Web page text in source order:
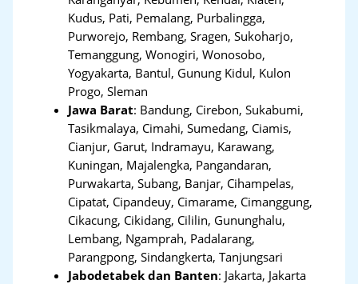
Kudus, Pati, Pemalang, Purbalingga,
Purworejo, Rembang, Sragen, Sukoharjo,
Temanggung, Wonogiri, Wonosobo,
Yogyakarta, Bantul, Gunung Kidul, Kulon
Progo, Sleman
Jawa Barat: Bandung, Cirebon, Sukabumi,
Tasikmalaya, Cimahi, Sumedang, Ciamis,
Cianjur, Garut, Indramayu, Karawang,
Kuningan, Majalengka, Pangandaran,
Purwakarta, Subang, Banjar, Cihampelas,
Cipatat, Cipandeuy, Cimarame, Cimanggung,
Cikacung, Cikidang, Cililin, Gununghalu,
Lembang, Ngamprah, Padalarang,
Parangpong, Sindangkerta, Tanjungsari
Jabodetabek dan Banten: Jakarta, Jakarta